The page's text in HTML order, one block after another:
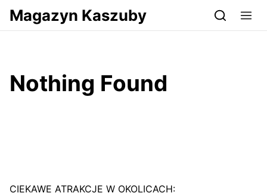
Przejdź do serwisu magazynkaszuby.pl
Magazyn Kaszuby
Nothing Found
CIEKAWE ATRAKCJE W OKOLICACH: